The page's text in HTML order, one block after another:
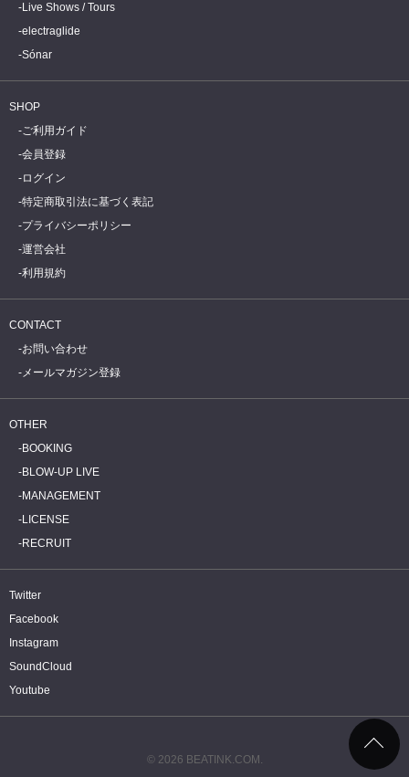
Live Shows / Tours
electraglide
Sónar
SHOP
ご利用ガイド
会員登録
ログイン
特定商取引法に基づく表記
プライバシーポリシー
運営会社
利用規約
CONTACT
お問い合わせ
メールマガジン登録
OTHER
BOOKING
BLOW-UP LIVE
MANAGEMENT
LICENSE
RECRUIT
Twitter
Facebook
Instagram
SoundCloud
Youtube
© 2026 BEATINK.COM.